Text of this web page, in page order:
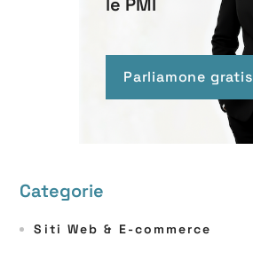
Parliamone gratis
Categorie
Siti Web & E-commerce